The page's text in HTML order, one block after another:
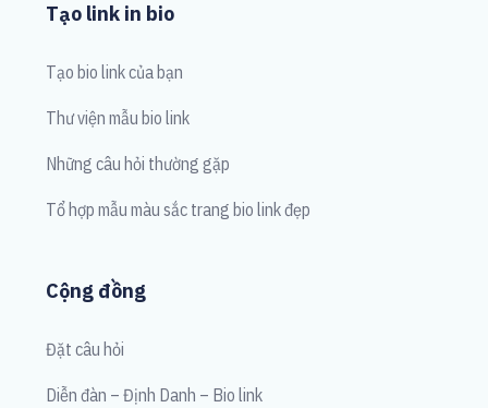
Tạo link in bio
Tạo bio link của bạn
Thư viện mẫu bio link
Những câu hỏi thường gặp
Tổ hợp mẫu màu sắc trang bio link đẹp
Cộng đồng
Đặt câu hỏi
Diễn đàn – Định Danh – Bio link